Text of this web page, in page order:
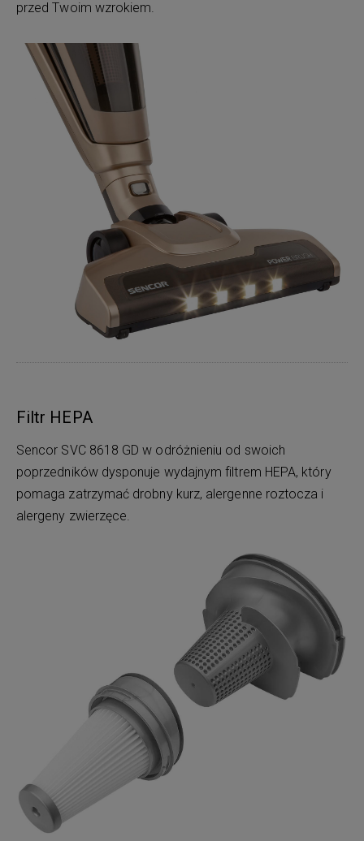
przed Twoim wzrokiem.
Filtr HEPA
Sencor SVC 8618 GD w odróżnieniu od swoich
poprzedników dysponuje wydajnym filtrem HEPA, który
pomaga zatrzymać drobny kurz, alergenne roztocza i
alergeny zwierzęce.